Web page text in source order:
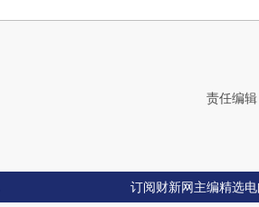
责任编
订阅财新网主编精选